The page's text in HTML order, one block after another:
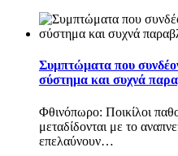
Συμπτώματα που
σύστημα και συχνά
Φθινόπωρο: Ποικίλοι
μεταδίδονται με το
επελαύνουν…